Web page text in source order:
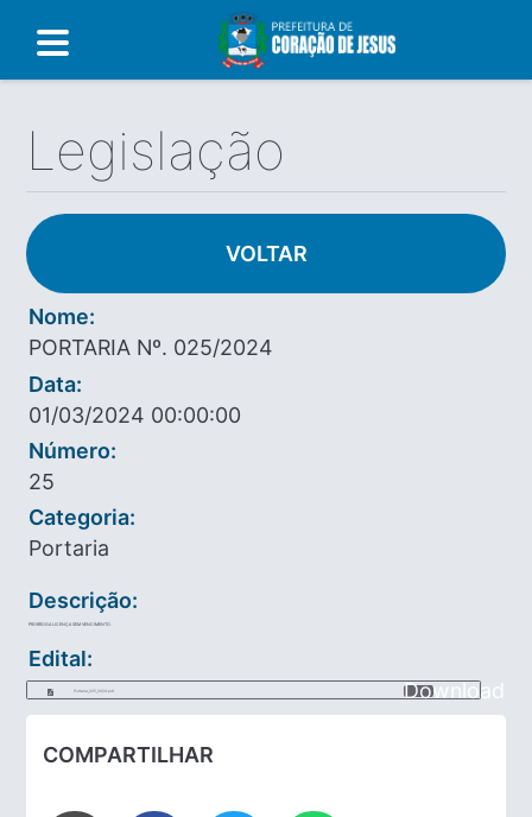
Legislação
VOLTAR
Nome:
PORTARIA Nº. 025/2024
Data:
01/03/2024 00:00:00
Número:
25
Categoria:
Portaria
Descrição:
PRORROGA LICENÇA SEM VENCIMENTO.
Edital:
Portaria_025_2024.pdf Download
COMPARTILHAR